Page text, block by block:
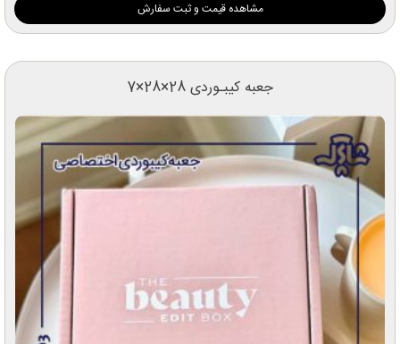
مشاهده قیمت و ثبت سفارش
جعبه کیبـوردی 28×28×7